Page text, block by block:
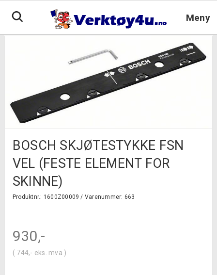
Meny
BOSCH SKJØTESTYKKE FSN
VEL (FESTE ELEMENT FOR
SKINNE)
Produktnr.: 1600Z00009 / Varenummer: 663
930,-
( 744,- eks. mva )